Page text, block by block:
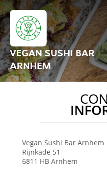
VEGAN SUSHI BAR
ARNHEM
Vegan Sushi Bar Arnhem
Rijnkade 51
6811 HB Arnhem